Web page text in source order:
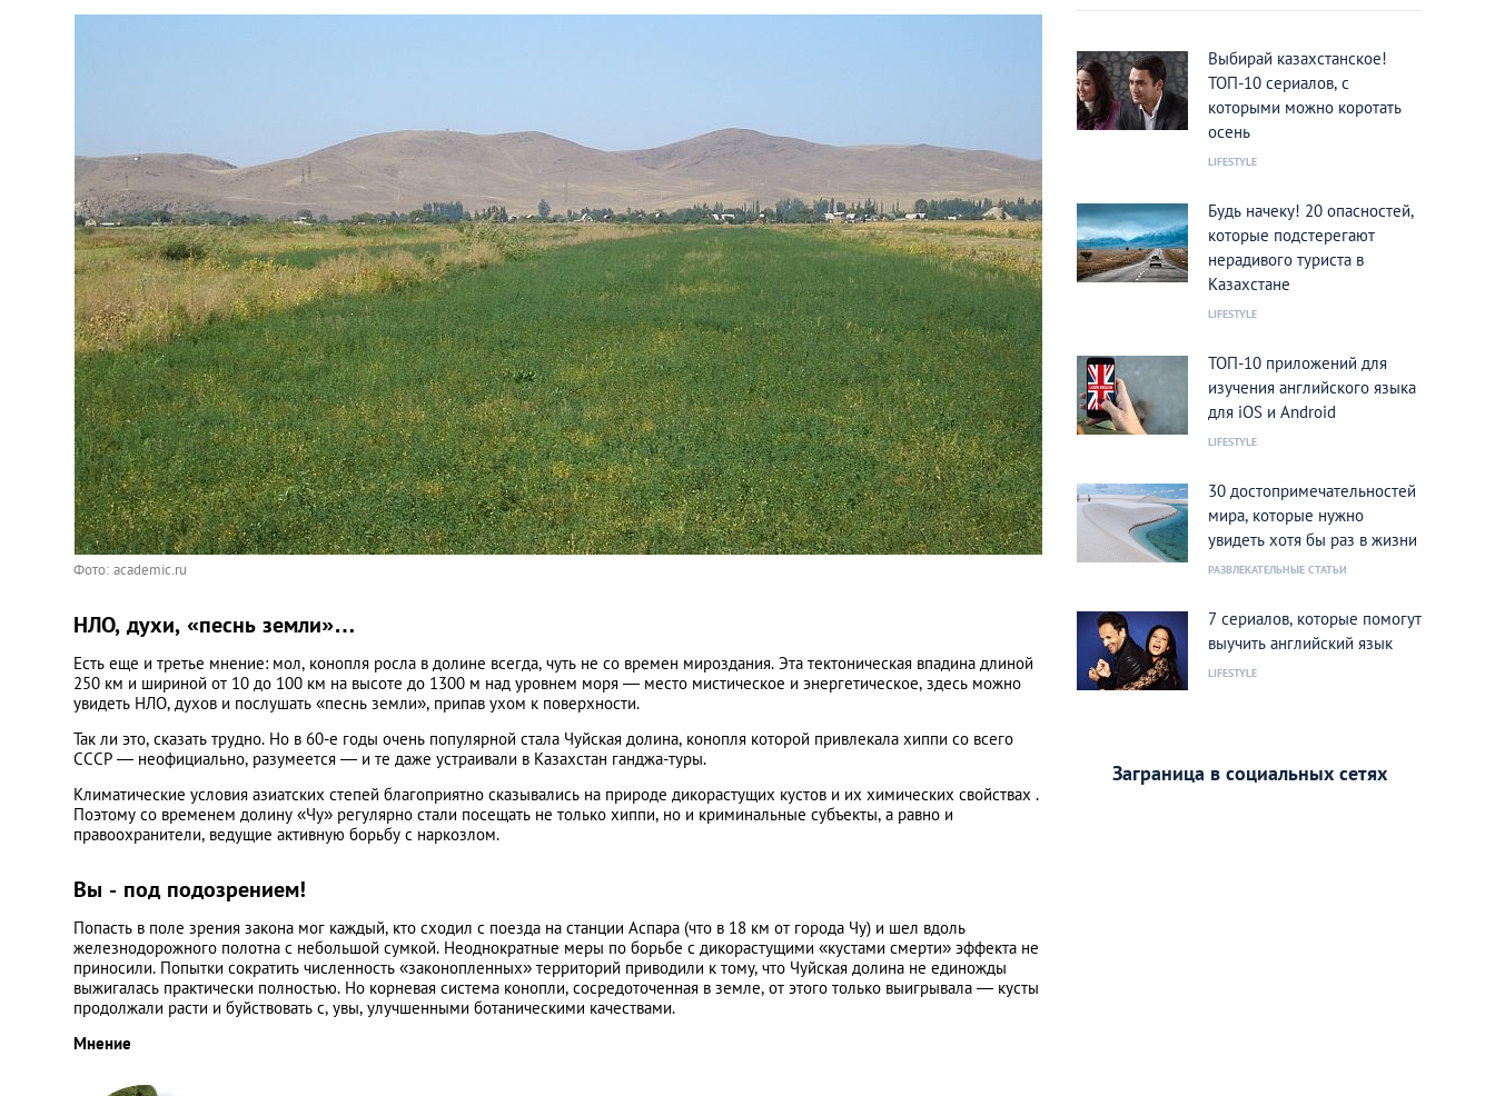
Фото: academic.ru
НЛО, духи, «песнь земли»…
Есть еще и третье мнение: мол, конопля росла в долине всегда, чуть не со времен мироздания. Эта тектоническая впадина длиной
250 км и шириной от 10 до 100 км на высоте до 1300 м над уровнем моря — место мистическое и энергетическое, здесь можно
увидеть НЛО, духов и послушать «песнь земли», припав ухом к поверхности.
Так ли это, сказать трудно. Но в 60-е годы очень популярной стала Чуйская долина, конопля которой привлекала хиппи со всего
СССР — неофициально, разумеется — и те даже устраивали в Казахстан ганджа-туры.
Климатические условия азиатских степей благоприятно сказывались на природе дикорастущих кустов и их химических свойствах .
Поэтому со временем долину «Чу» регулярно стали посещать не только хиппи, но и криминальные субъекты, а равно и
правоохранители, ведущие активную борьбу с наркозлом.
Вы - под подозрением!
Попасть в поле зрения закона мог каждый, кто сходил с поезда на станции Аспара (что в 18 км от города Чу) и шел вдоль
железнодорожного полотна с небольшой сумкой. Неоднократные меры по борьбе с дикорастущими «кустами смерти» эффекта не
приносили. Попытки сократить численность «законопленных» территорий приводили к тому, что Чуйская долина не единожды
выжигалась практически полностью. Но корневая система конопли, сосредоточенная в земле, от этого только выигрывала — кусты
продолжали расти и буйствовать с, увы, улучшенными ботаническими качествами.
Мнение
Выбирай казахстанское!
ТОП-10 сериалов, с
которыми можно коротать
осень
LIFESTYLE
Будь начеку! 20 опасностей,
которые подстерегают
нерадивого туриста в
Казахстане
LIFESTYLE
ТОП-10 приложений для
изучения английского языка
для iOS и Android
LIFESTYLE
30 достопримечательностей
мира, которые нужно
увидеть хотя бы раз в жизни
РАЗВЛЕКАТЕЛЬНЫЕ СТАТЬИ
7 сериалов, которые помогут
выучить английский язык
LIFESTYLE
Заграница в социальных сетях